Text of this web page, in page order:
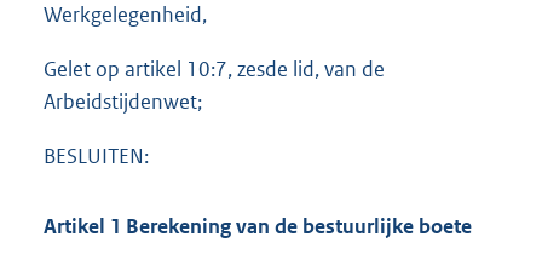
Werkgelegenheid,
Gelet op artikel 10:7, zesde lid, van de
Arbeidstijdenwet;
BESLUITEN:
Artikel 1 Berekening van de bestuurlijke boete